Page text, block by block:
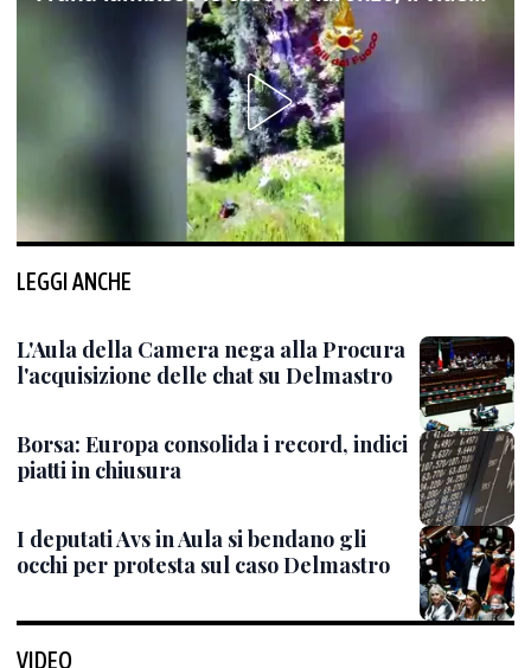
LEGGI ANCHE
L'Aula della Camera nega alla Procura
l'acquisizione delle chat su Delmastro
Borsa: Europa consolida i record, indici
piatti in chiusura
I deputati Avs in Aula si bendano gli
occhi per protesta sul caso Delmastro
VIDEO